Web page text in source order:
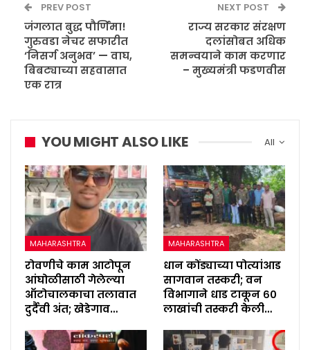
PREV POST
जंगलात बुद्ध पौर्णिमा!
गुरुवडा नेचर सफारीत
‘निसर्ग अनुभव’ — वाघ,
बिबट्याच्या सहवासात
एक रात्र
NEXT POST
राज्य सरकार संरक्षण
दलांसोबत अधिक
समन्वयाने काम करणार
– मुख्यमंत्री फडणवीस
All
YOU MIGHT ALSO LIKE
MAHARASHTRA
रोवणीचे काम आटोपून
आंघोळीसाठी गेलेल्या
ऑटोचालकाचा तलावात
दुर्दैवी अंत; खेडेगाव…
MAHARASHTRA
धान कोंड्याच्या पोत्यांआड
सागवान तस्करी; वन
विभागाने धाड टाकून ६०
लाखांची तस्करी केली…